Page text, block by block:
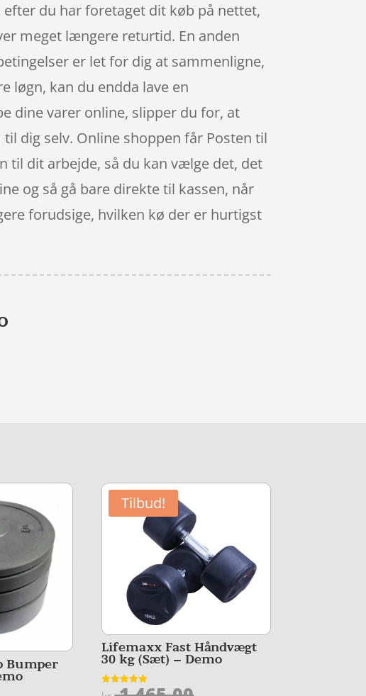
du har foretaget dit køb på nettet,
meget længere returtid. En anden
er let for dig at sammenligne,
løgn, kan du endda lave en
dine varer online, slipper du for, at
dig selv. Online shoppen får Posten til
til dit arbejde, så du kan vælge det, det
og så gå bare direkte til kassen, når
forudsige, hvilken kø der er hurtigst
Bumper
Tilbud!
Lifemaxx Fast Håndvægt
30 kg (Sæt) – Demo
Vurderet